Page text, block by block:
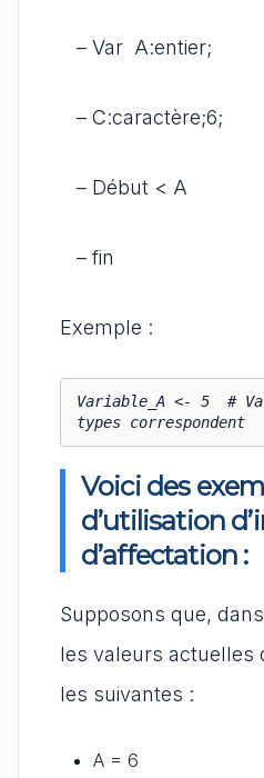
– Var A:entier;
– C:caractère;6;
– Début < A
– fin
Exemple :
Variable_A <- 5  #
Voici des
d’utilisation
d’affectation :
Supposons que,
les valeurs actuelles
les suivantes :
A = 6